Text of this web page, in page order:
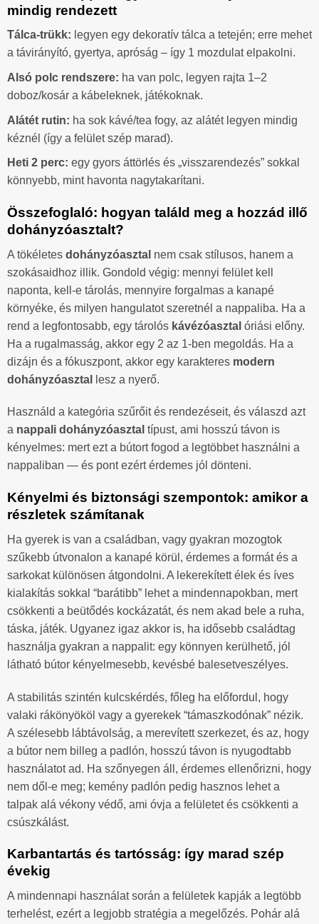
mindig rendezett
Tálca-trükk: legyen egy dekoratív tálca a tetején; erre mehet
a távirányító, gyertya, apróság – így 1 mozdulat elpakolni.
Alsó polc rendszere: ha van polc, legyen rajta 1–2
doboz/kosár a kábeleknek, játékoknak.
Alátét rutin: ha sok kávé/tea fogy, az alátét legyen mindig
kéznél (így a felület szép marad).
Heti 2 perc: egy gyors áttörlés és „visszarendezés” sokkal
könnyebb, mint havonta nagytakarítani.
Összefoglaló: hogyan találd meg a hozzád illő
dohányzóasztalt?
A tökéletes dohányzóasztal nem csak stílusos, hanem a
szokásaidhoz illik. Gondold végig: mennyi felület kell
naponta, kell-e tárolás, mennyire forgalmas a kanapé
környéke, és milyen hangulatot szeretnél a nappaliba. Ha a
rend a legfontosabb, egy tárolós kávézóasztal óriási előny.
Ha a rugalmasság, akkor egy 2 az 1-ben megoldás. Ha a
dizájn és a fókuszpont, akkor egy karakteres modern
dohányzóasztal
lesz a nyerő.
Használd a kategória szűrőit és rendezéseit, és válaszd azt
a nappali dohányzóasztal típust, ami hosszú távon is
kényelmes: mert ezt a bútort fogod a legtöbbet használni a
nappaliban — és pont ezért érdemes jól dönteni.
Kényelmi és biztonsági szempontok: amikor a
részletek számítanak
Ha gyerek is van a családban, vagy gyakran mozogtok
szűkebb útvonalon a kanapé körül, érdemes a formát és a
sarkokat különösen átgondolni. A lekerekített élek és íves
kialakítás sokkal “barátibb” lehet a mindennapokban, mert
csökkenti a beütődés kockázatát, és nem akad bele a ruha,
táska, játék. Ugyanez igaz akkor is, ha idősebb családtag
használja gyakran a nappalit: egy könnyen kerülhető, jól
látható bútor kényelmesebb, kevésbé balesetveszélyes.
A stabilitás szintén kulcskérdés, főleg ha előfordul, hogy
valaki rákönyököl vagy a gyerekek “támaszkodónak” nézik.
A szélesebb lábtávolság, a merevített szerkezet, és az, hogy
a bútor nem billeg a padlón, hosszú távon is nyugodtabb
használatot ad. Ha szőnyegen áll, érdemes ellenőrizni, hogy
nem dől-e meg; kemény padlón pedig hasznos lehet a
talpak alá vékony védő, ami óvja a felületet és csökkenti a
csúszkálást.
Karbantartás és tartósság: így marad szép
évekig
A mindennapi használat során a felületek kapják a legtöbb
terhelést, ezért a legjobb stratégia a megelőzés. Pohár alá